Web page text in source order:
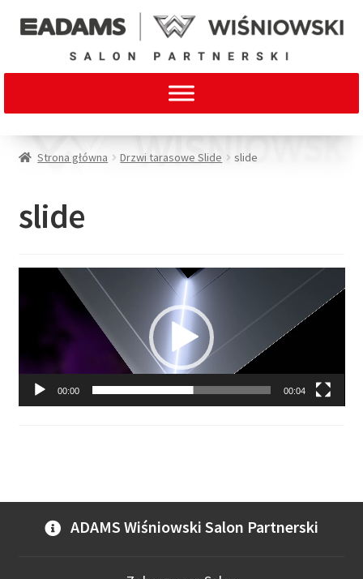
Strona główna Drzwi tarasowe Slide slide
slide
Odtwarzacz
00:00 00:04
ADAMS Wiśniowski Salon Partnerski